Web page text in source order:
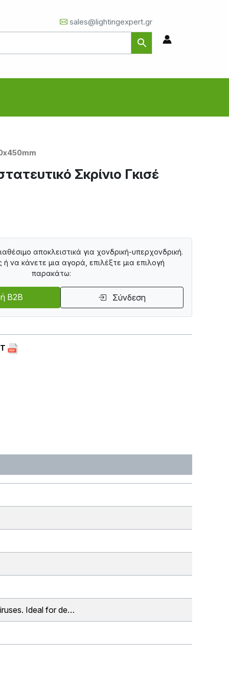
sales@lightingexpert.gr
Σκρίνιο Γκισέ
αποκλειστικά για χονδρική-υπερχονδρική.
ή να κάνετε μια αγορά, επιλέξτε μια επιλογή
παρακάτω:
B2B Σύνδεση
Ideal for de…